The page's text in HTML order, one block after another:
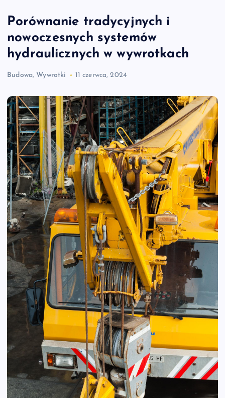
Porównanie tradycyjnych i
nowoczesnych systemów
hydraulicznych w wywrotkach
Budowa, Wywrotki 11 czerwca, 2024